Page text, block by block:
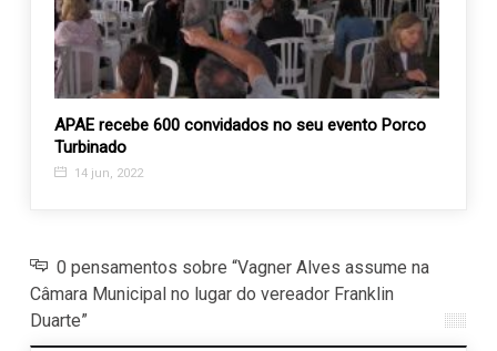
APAE recebe 600 convidados no seu evento Porco
Turbinado
14 jun, 2022
0 pensamentos sobre “Vagner Alves assume na
Câmara Municipal no lugar do vereador Franklin
Duarte”